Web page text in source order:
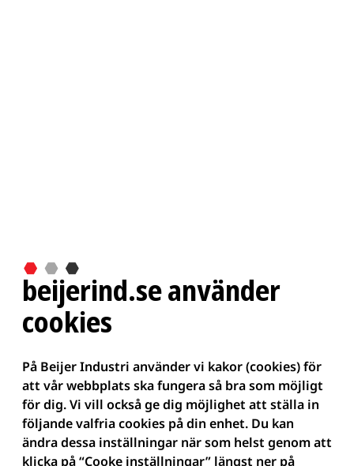
beijerind.se använder
cookies
På Beijer Industri använder vi kakor (cookies) för
att vår webbplats ska fungera så bra som möjligt
för dig. Vi vill också ge dig möjlighet att ställa in
följande valfria cookies på din enhet. Du kan
ändra dessa inställningar när som helst genom att
klicka på “Cooke inställningar” längst ner på